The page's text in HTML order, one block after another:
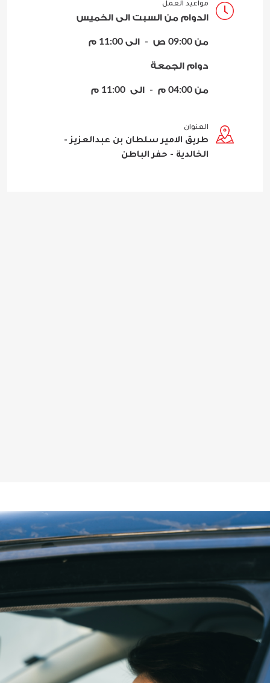
مواعيد العمل
الدوام من السبت الى الخميس
من 09:00 ص - الى 11:00 م
دوام الجمعة
من 04:00 م - الى 11:00 م
العنوان
طريق الامير سلطان بن عبدالعزيز -
الخالدية - حفر الباطن